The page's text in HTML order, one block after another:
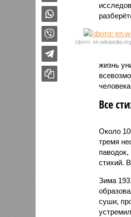
(фото:
жизнь
Все
Около
тремя
стихий.
Зима
суши,